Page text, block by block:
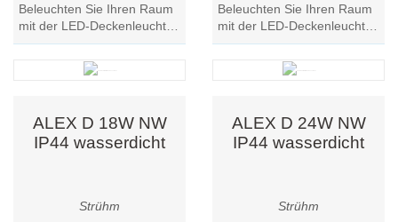
Beleuchten Sie Ihren Raum
mit der LED-Deckenleuchte
ALEX C 24W. Genießen Sie
helle, energieeffiziente
Beleuchtung in...
Beleuchten Sie Ihren Raum
mit der LED-Deckenleuchte
ALEX D 12W. Diese
wasserfeste IP44-Leuchte
bietet helle,...
ALEX D 18W NW
IP44 wasserdicht
Strühm
ALEX D 24W NW
IP44 wasserdicht
Strühm